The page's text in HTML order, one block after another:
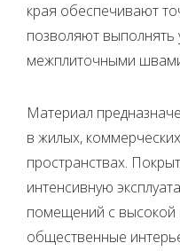
края обеспечивают
позволяют выполнять
межплиточными
Материал
в жилых,
пространствах.
интенсивную
помещений с
общественные